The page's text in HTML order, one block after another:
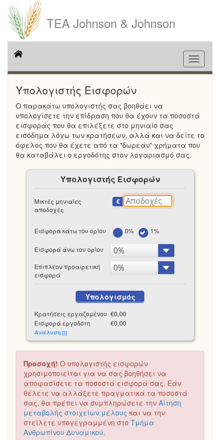
ΤΕΑ Johnson & Johnson
μενού
Υπολογιστής Εισφορών
Ο παρακάτω υπολογιστής σας βοηθάει να
υπολογίσετε την επίδραση που θα έχουν τα ποσοστά
εισφοράς που θα επιλέξετε στο μηνιαίο σας
εισόδημα λόγω των κρατήσεων, αλλά και να δείτε το
όφελος που θα έχετε από τα "δωρεάν" χρήματα που
θα καταβάλει ο εργοδότης στον λογαριασμό σας.
Υπολογιστής Εισφορών
Μικτές μηνιαίες
αποδοχές
€
Εισφορά κάτω του ορίου 0% 1%
Εισφορά άνω του ορίου
Επιπλέον προαιρετική
εισφορά
Υπολογισμός
Κρατήσεις εργαζομένου €0,00
Εισφορά εργοδότη €0,00
Ανάλυση
Προσοχή! Ο υπολογιστής εισφορών
χρησιμοποιείται για να σας βοηθήσει να
αποφασίσετε τα ποσοστά εισφορά σας. Εάν
θέλετε να αλλάξετε πραγματικά τα ποσοστά
σας, θα πρέπει να συμπληρώσετε την Αίτηση
μεταβολής στοιχείων μέλους και να την
στείλετε υπογεγραμμένη στο Τμήμα
Ανθρωπίνου Δυναμικού.